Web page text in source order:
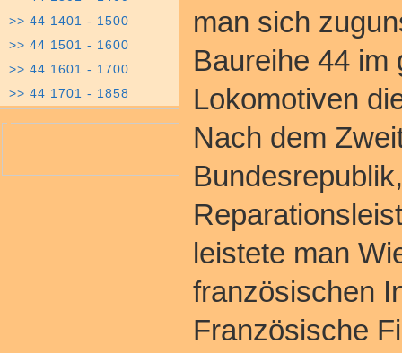
man sich
Baureihe 44 im
Lokomotiven
Nach dem
leistete man
französischen
Französische
>> 44 1401 - 1500
>> 44 1501 - 1600
>> 44 1601 - 1700
>> 44 1701 - 1858